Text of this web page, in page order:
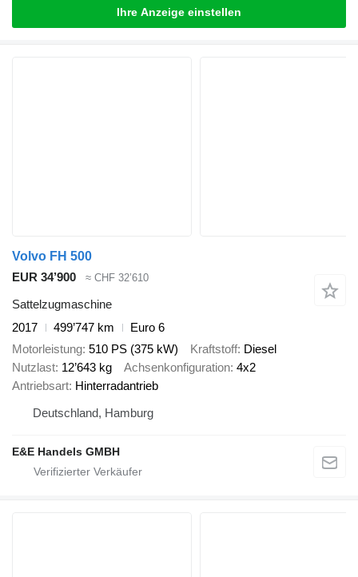
Ihre Anzeige einstellen
Volvo FH 500
EUR 34’900
≈ CHF 32’610
Sattelzugmaschine
2017
499’747 km
Euro 6
Motorleistung 510 PS (375 kW) Kraftstoff Diesel
Nutzlast 12’643 kg Achsenkonfiguration 4x2
Antriebsart Hinterradantrieb
Deutschland, Hamburg
E&E Handels GMBH